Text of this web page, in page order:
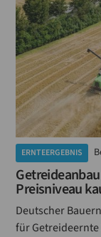
ERNTEERGEBNIS
Preisniveau
Deutscher
für Getreideernte